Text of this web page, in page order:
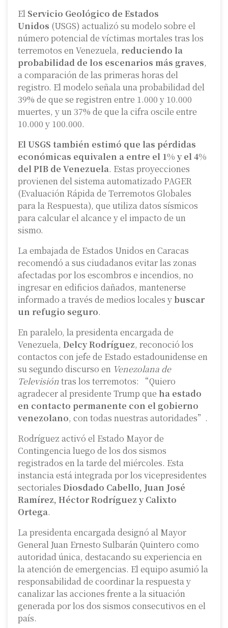
El Servicio Geológico de Estados
Unidos (USGS) actualizó su modelo sobre el
número potencial de víctimas mortales tras los
terremotos en Venezuela, reduciendo la
probabilidad de los escenarios más graves,
a comparación de las primeras horas del
registro. El modelo señala una probabilidad del
39% de que se registren entre 1.000 y 10.000
muertes, y un 37% de que la cifra oscile entre
10.000 y 100.000.
El USGS también estimó que las pérdidas
económicas equivalen a entre el 1% y el 4%
del PIB de Venezuela. Estas proyecciones
provienen del sistema automatizado PAGER
(Evaluación Rápida de Terremotos Globales
para la Respuesta), que utiliza datos sísmicos
para calcular el alcance y el impacto de un
sismo.
La embajada de Estados Unidos en Caracas
recomendó a sus ciudadanos evitar las zonas
afectadas por los escombros e incendios, no
ingresar en edificios dañados, mantenerse
informado a través de medios locales y buscar
un refugio seguro.
En paralelo, la presidenta encargada de
Venezuela, Delcy Rodríguez, reconoció los
contactos con jefe de Estado estadounidense en
su segundo discurso en Venezolana de
Televisióntras los terremotos: “Quiero
agradecer al presidente Trump que ha estado
en contacto permanente con el gobierno
venezolano, con todas nuestras autoridades”.
Rodríguez activó el Estado Mayor de
Contingencia luego de los dos sismos
registrados en la tarde del miércoles. Esta
instancia está integrada por los vicepresidentes
sectoriales Diosdado Cabello, Juan José
Ramírez, Héctor Rodríguez y Calixto
Ortega.
La presidenta encargada designó al Mayor
General Juan Ernesto Sulbarán Quintero como
autoridad única, destacando su experiencia en
la atención de emergencias. El equipo asumió la
responsabilidad de coordinar la respuesta y
canalizar las acciones frente a la situación
generada por los dos sismos consecutivos en el
país.